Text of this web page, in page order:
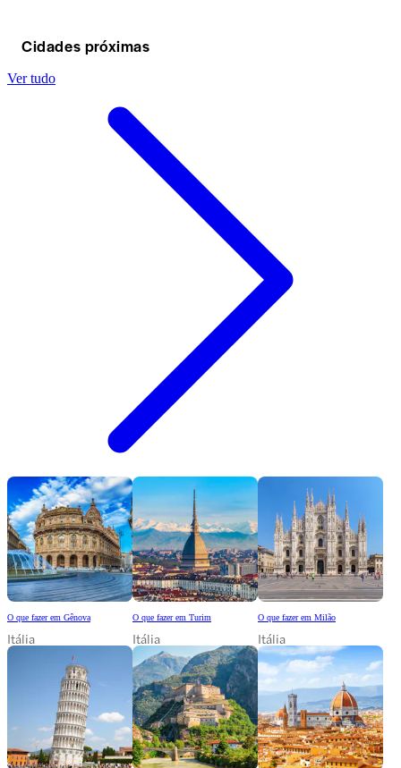
Cidades próximas
Ver tudo
O que fazer em Gênova
Itália
O que fazer em Turim
Itália
O que fazer em Milão
Itália